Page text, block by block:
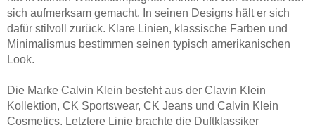
sich aufmerksam gemacht. In seinen Designs hält er sich
dafür stilvoll zurück. Klare Linien, klassische Farben und
Minimalismus bestimmen seinen typisch amerikanischen
Look.
Die Marke Calvin Klein besteht aus der Clavin Klein
Kollektion, CK Sportswear, CK Jeans und Calvin Klein
Cosmetics. Letztere Linie brachte die Duftklassiker